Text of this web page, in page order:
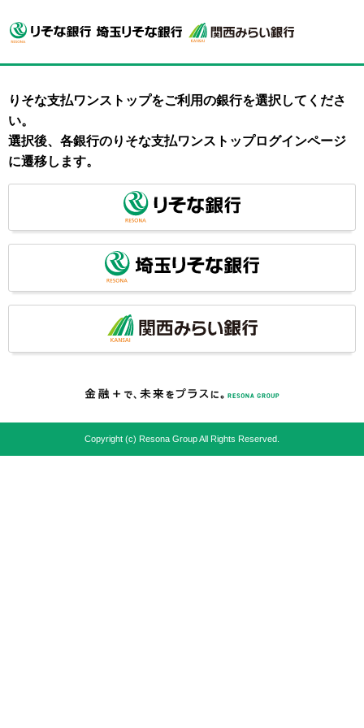
りそな支払ワンストップをご利用の銀行を選択してくださ
い。
選択後、各銀行のりそな支払ワンストップログインページ
に遷移します。
Copyright (c) Resona Group All Rights Reserved.